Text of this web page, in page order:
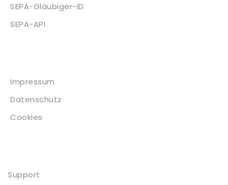
SEPA-Gläubiger-ID
SEPA-API
Impressum
Datenschutz
Cookies
Support